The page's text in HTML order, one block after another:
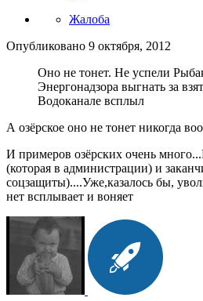
Жалоба
Опубликовано 9 октября, 2012
Оно не тонет. Не успели
Энергонадзора выгнать за
Водоканале всплыл
А озёрское оно не тонет никогда
И примеров озёрских очень
(которая в администрации) и
соцзащиты)....Уже,казалось бы,
нет всплывает и воняет